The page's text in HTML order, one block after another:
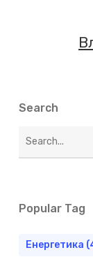
Search
Popular Tag
Енергетика